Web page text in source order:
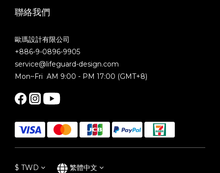
聯絡我們
歐瑪設計有限公司
+886-9-0896-9905
service@lifeguard-design.com
Mon~Fri AM 9:00 - PM 17:00 (GMT+8)
$ TWD 繁體中文